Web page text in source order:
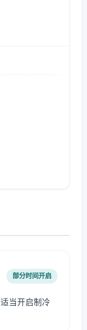
部分时间开启
当开启制冷